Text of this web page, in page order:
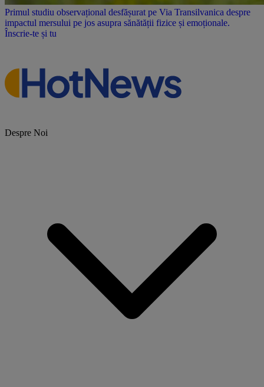
Primul studiu observațional desfășurat pe Via Transilvanica despre
impactul mersului pe jos asupra sănătății fizice și emoționale.
Înscrie-te și tu
Despre Noi